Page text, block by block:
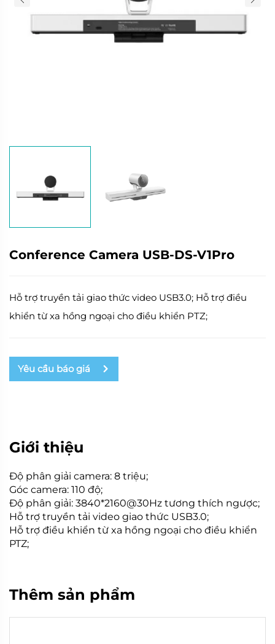
Conference Camera USB-DS-V1Pro
Hỗ trợ truyền tải giao thức video USB3.0; Hỗ trợ điều
khiển từ xa hồng ngoại cho điều khiển PTZ;
Yêu cầu báo giá
Giới thiệu
Độ phân giải camera: 8 triệu;
Góc camera: 110 độ;
Độ phân giải: 3840*2160@30Hz tương thích ngược;
Hỗ trợ truyền tải video giao thức USB3.0;
Hỗ trợ điều khiển từ xa hồng ngoại cho điều khiển
PTZ;
Thêm sản phẩm